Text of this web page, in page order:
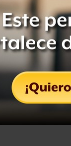
y Acapulco.
padres de
en
que
publicada